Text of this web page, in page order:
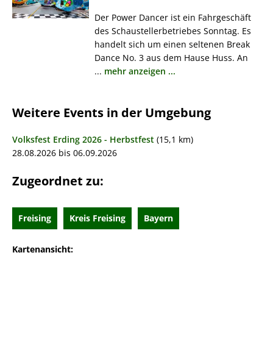
Der Power Dancer ist ein Fahrgeschäft
des Schaustellerbetriebes Sonntag. Es
handelt sich um einen seltenen Break
Dance No. 3 aus dem Hause Huss. An
... mehr anzeigen ...
Weitere Events in der Umgebung
Volksfest Erding 2026 - Herbstfest (15,1 km)
28.08.2026 bis 06.09.2026
Zugeordnet zu:
Freising Kreis Freising Bayern
Kartenansicht: